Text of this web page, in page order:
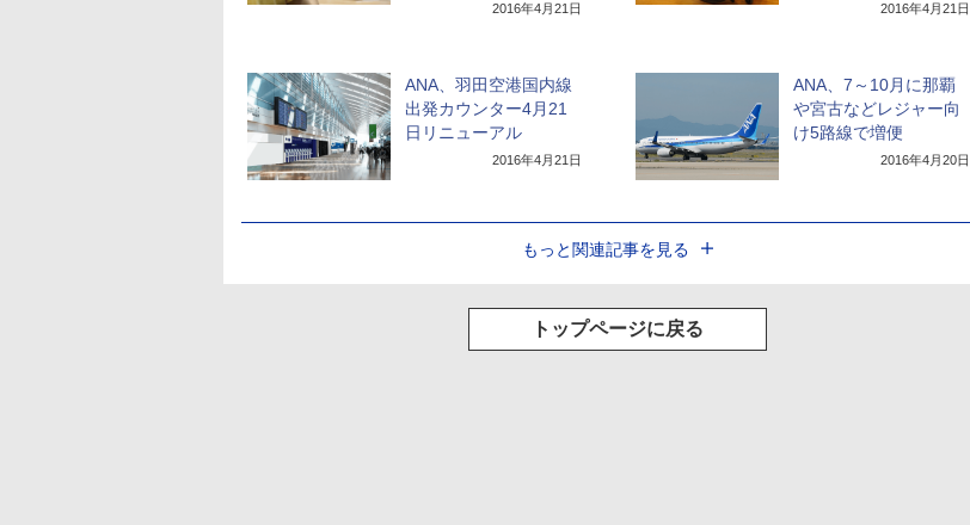
2016年4月21日 2016年4月21日
ANA、羽田空港国内線
出発カウンター4月21
日リニューアル
2016年4月21日
ANA、7～10月に那覇
や宮古などレジャー向
け5路線で増便
2016年4月20日
もっと関連記事を見る
トップページに戻る